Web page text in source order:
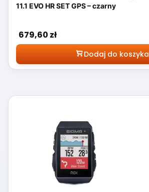
11.1 EVO HR SET GPS – czarny
Cena
679,60 zł
Dodaj do koszyka